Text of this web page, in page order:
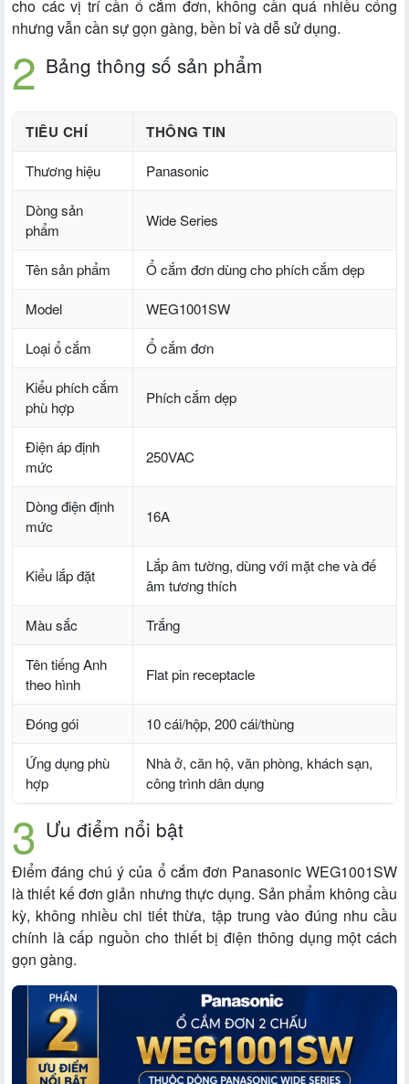
cho các vị trí cần ổ cắm đơn, không cần quá nhiều cổng
nhưng vẫn cần sự gọn gàng, bền bỉ và dễ sử dụng.
Bảng thông số sản phẩm
TIÊU CHÍ THÔNG TIN
Thương hiệu Panasonic
Dòng sản
phẩm
Wide Series
Tên sản phẩm Ổ cắm đơn dùng cho phích cắm dẹp
Model WEG1001SW
Loại ổ cắm Ổ cắm đơn
Kiểu phích cắm
phù hợp
Phích cắm dẹp
Điện áp định
mức
250VAC
Dòng điện định
mức
16A
Kiểu lắp đặt
Lắp âm tường, dùng với mặt che và đế
âm tương thích
Màu sắc Trắng
Tên tiếng Anh
theo hình
Flat pin receptacle
Đóng gói 10 cái/hộp, 200 cái/thùng
Ứng dụng phù
hợp
Nhà ở, căn hộ, văn phòng, khách sạn,
công trình dân dụng
Ưu điểm nổi bật
Điểm đáng chú ý của ổ cắm đơn Panasonic WEG1001SW
là thiết kế đơn giản nhưng thực dụng. Sản phẩm không cầu
kỳ, không nhiều chi tiết thừa, tập trung vào đúng nhu cầu
chính là cấp nguồn cho thiết bị điện thông dụng một cách
gọn gàng.